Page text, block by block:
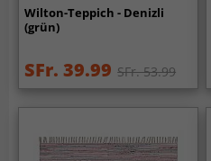
Wilton-Teppich - Denizli
(grün)
SFr. 39.99 SFr. 53.99